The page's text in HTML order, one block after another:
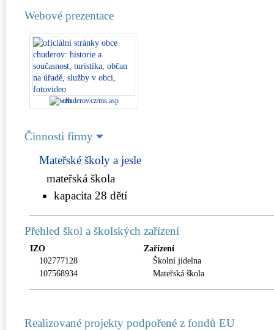
Webové prezentace
chuderov.cz/ms.asp
Činnosti firmy
Mateřské školy a jesle
mateřská škola
kapacita 28 dětí
Přehled škol a školských zařízení
IZO
Zařízení
102777128
Školní jídelna
107568934
Mateřská škola
Realizované projekty podpořené z fondů EU